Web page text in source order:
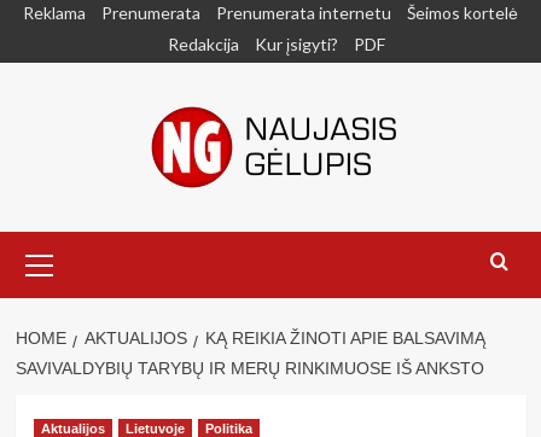
SkipReklama Prenumerata Prenumerata internetu
Šeimos kortelė
Redakcija
Kur įsigyti? PDF
Menu
HOME AKTUALIJOS
KĄ REIKIA ŽINOTI APIE BALSAVIMĄ
SAVIVALDYBIŲ TARYBŲ IR MERŲ RINKIMUOSE IŠ ANKSTO
Aktualijos Lietuvoje Politika